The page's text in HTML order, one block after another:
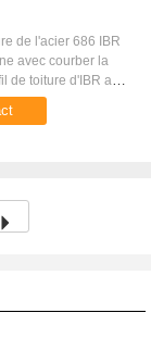
de l'acier 686 IBR
avec courber la
de toiture d'IBR a
« de la nervure